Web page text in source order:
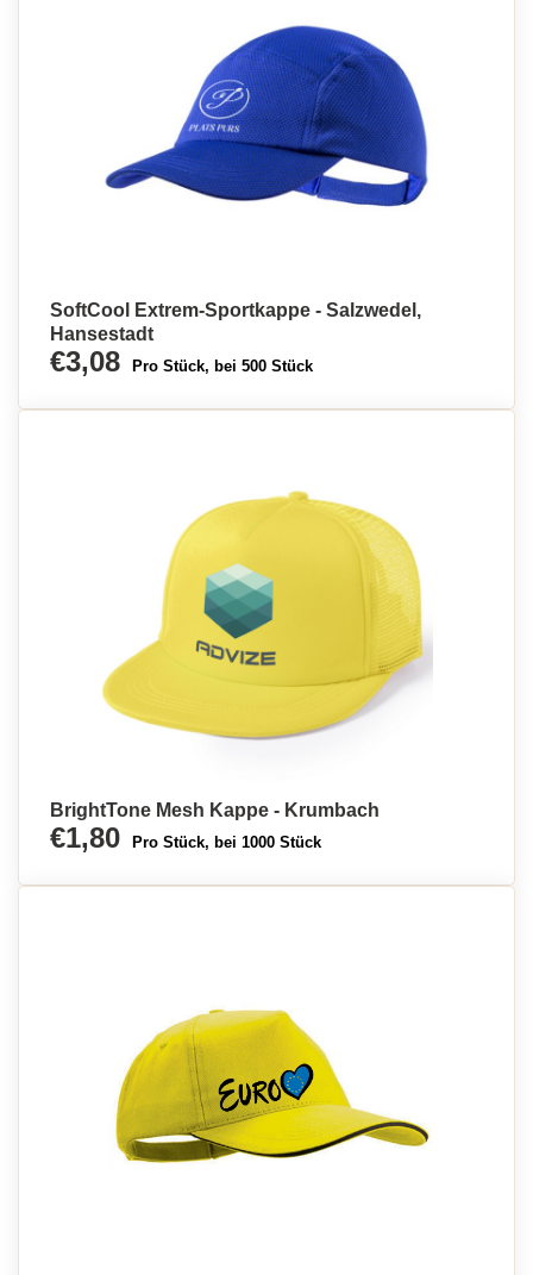
SoftCool Extrem-Sportkappe - Salzwedel,
Hansestadt
€3,08 Pro Stück, bei 500 Stück
BrightTone Mesh Kappe - Krumbach
€1,80 Pro Stück, bei 1000 Stück